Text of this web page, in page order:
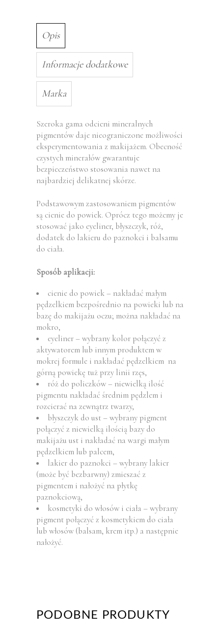
Opis
Informacje dodatkowe
Marka
Szeroka gama odcieni mineralnych
pigmentów daje nieograniczone możliwości
eksperymentowania z makijażem. Obecność
czystych minerałów gwarantuje
bezpieczeństwo stosowania nawet na
najbardziej delikatnej skórze.
Podstawowym zastosowaniem pigmentów
są cienie do powiek. Oprócz tego możemy je
stosować jako eyeliner, błyszczyk, róż,
dodatek do lakieru do paznokci i balsamu
do ciała.
Sposób aplikacji:
cienie do powiek – nakładać małym
pędzelkiem bezpośrednio na powieki lub na
bazę do makijażu oczu; można nakładać na
mokro,
eyeliner – wybrany kolor połączyć z
aktywatorem lub innym produktem w
mokrej formule i nakładać pędzelkiem na
górną powiekę tuż przy linii rzęs,
róż do policzków – niewielką ilość
pigmentu nakładać średnim pędzlem i
rozcierać na zewnątrz twarzy,
błyszczyk do ust – wybrany pigment
połączyć z niewielką ilością bazy do
makijażu ust i nakładać na wargi małym
pędzelkiem lub palcem,
lakier do paznokci – wybrany lakier
(może być bezbarwny) zmieszać z
pigmentem i nałożyć na płytkę
paznokciową,
kosmetyki do włosów i ciała – wybrany
pigment połączyć z kosmetykiem do ciała
lub włosów (balsam, krem itp.) a następnie
nałożyć.
PODOBNE PRODUKTY